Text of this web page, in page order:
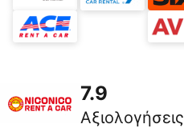
7.9
Αξιολογήσεις